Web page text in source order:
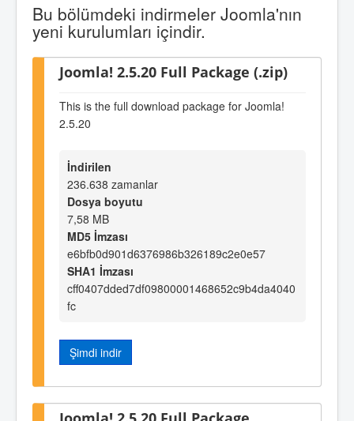
Bu bölümdeki indirmeler Joomla'nın
yeni kurulumları içindir.
Joomla! 2.5.20 Full Package (.zip)
This is the full download package for Joomla!
2.5.20
İndirilen
236.638 zamanlar
Dosya boyutu
7,58 MB
MD5 İmzası
e6bfb0d901d6376986b326189c2e0e57
SHA1 İmzası
cff0407dded7df09800001468652c9b4da4040
fc
Şimdi indir